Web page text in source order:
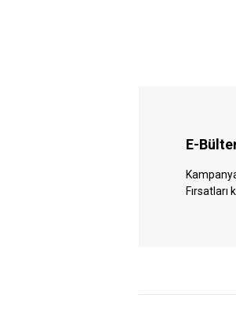
E-
Fırsatları